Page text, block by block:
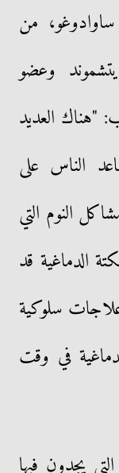
من
وعضو
"هناك العديد
الناس على
النوم التي
الدماغية قد
سلوكية
في وقت
يجدون فيها